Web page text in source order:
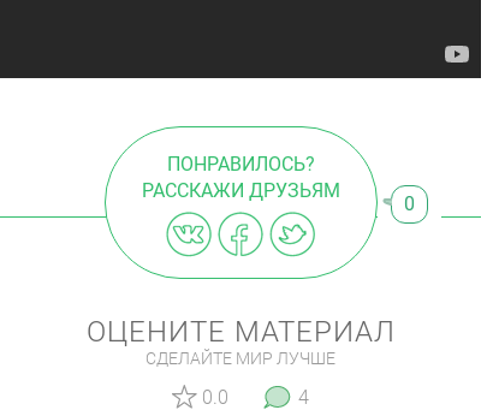
ПОНРАВИЛОСЬ?
РАССКАЖИ ДРУЗЬЯМ
0
ОЦЕНИТЕ МАТЕРИАЛ
СДЕЛАЙТЕ МИР ЛУЧШЕ
0.0 4